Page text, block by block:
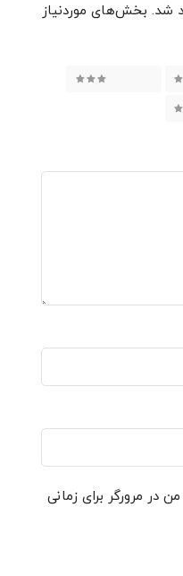
شد. بخش‌های موردنیاز
در مرورگر برای زمانی